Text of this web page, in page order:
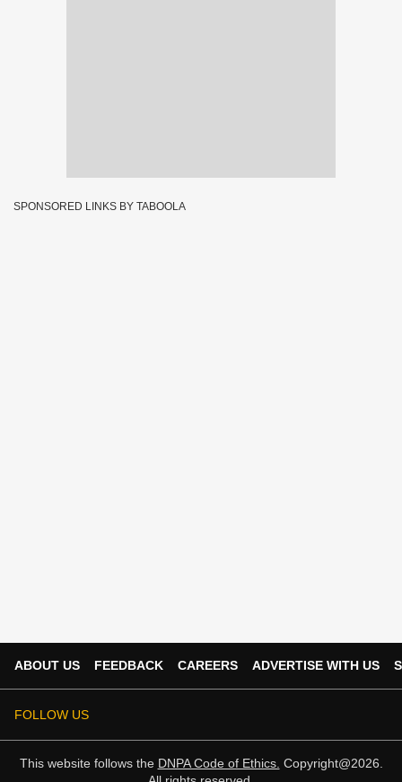
SPONSORED LINKS BY TABOOLA
ABOUT US FEEDBACK CAREERS ADVERTISE WITH US
FOLLOW US
This website follows the DNPA Code of Ethics. Copyright@2026.